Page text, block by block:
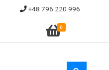
+48 796 220 996
0